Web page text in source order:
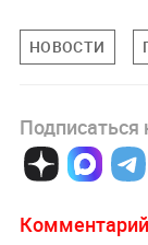
НОВОСТИ
Подписаться
Комментарий